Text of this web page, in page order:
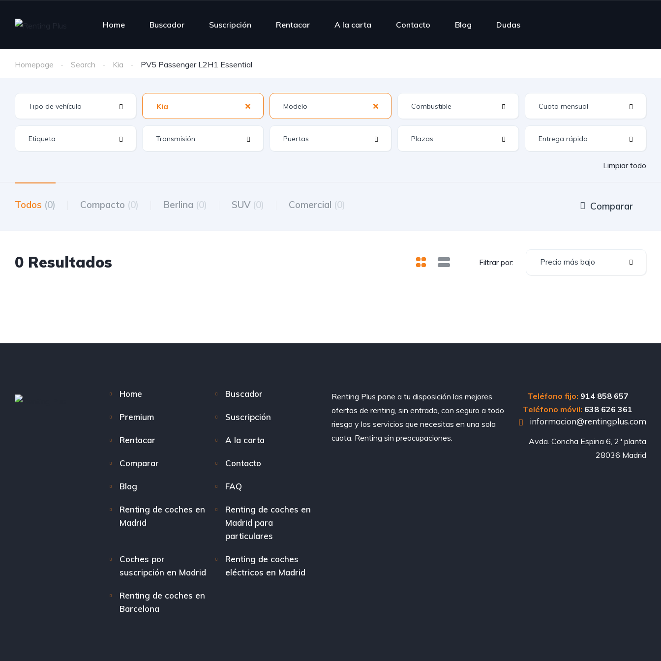
Home Buscador Suscripción Rentacar A la carta Contacto Blog Dudas
Homepage Search Kia PV5 Passenger L2H1 Essential
Kia
Limpiar todo
Todos (0) Compacto (0) Berlina (0) SUV (0) Comercial (0) Comparar
0 Resultados Filtrar por: Precio más bajo
Home Buscador
Premium Suscripción
Rentacar A la carta
Comparar Contacto
Blog FAQ
Renting de coches en
Madrid
Renting de coches en
Madrid para
particulares
Coches por
suscripción en Madrid
Renting de coches
eléctricos en Madrid
Renting de coches en
Barcelona
Renting Plus pone a tu disposición las mejores
ofertas de renting, sin entrada, con seguro a todo
riesgo y los servicios que necesitas en una sola
cuota. Renting sin preocupaciones.
Teléfono fijo: 914 858 657
Teléfono móvil: 638 626 361
informacion@rentingplus.com
Avda. Concha Espina 6, 2ª planta
28036 Madrid